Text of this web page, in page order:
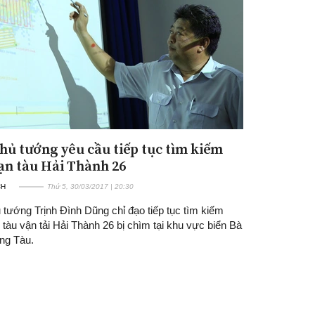
Đăng ký tin tức mới
tướng yêu cầu tiếp tục tìm kiếm
tàu Hải Thành 26
Thứ 5, 30/03/2017 | 20:30
tướng Trịnh Đình Dũng chỉ đạo tiếp tục tìm kiếm
vận tải Hải Thành 26 bị chìm tại khu vực biển Bà
Tàu.